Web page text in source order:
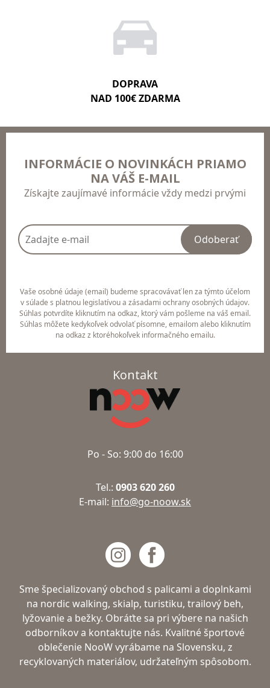
DOPRAVA
NAD 100€ ZDARMA
INFORMÁCIE O NOVINKÁCH PRIAMO
NA VÁŠ E-MAIL
Získajte zaujímavé informácie vždy medzi prvými
Odoberať
Vaše osobné údaje (email) budeme spracovávať len za týmto účelom
v súlade s platnou legislatívou a zásadami ochrany osobných údajov.
Súhlas potvrdíte kliknutím na odkaz, ktorý vám pošleme na váš email.
Súhlas môžete kedykoľvek odvolať písomne, emailom alebo kliknutím
na odkaz z ktoréhokoľvek informačného emailu.
Kontakt
Po - So: 9:00 do 16:00
Tel.: 0903 620 260
E-mail: info@go-noow.sk
Sme špecializovaný obchod s palicami a doplnkami
na nordic walking, skialp, turistiku, trailový beh,
lyžovanie a bežky. Obráťte sa pri výbere na našich
odborníkov a kontaktujte nás. Kvalitné športové
oblečenie NooW vyrábame na Slovensku, z
recyklovaných materiálov, udržateľným spôsobom.